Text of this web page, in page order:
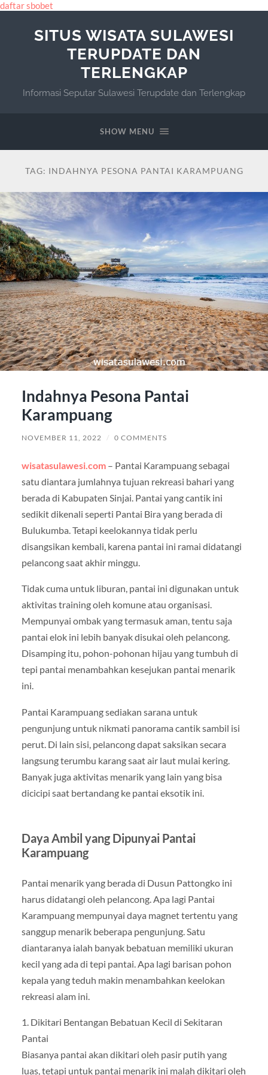
daftar sbobet
SITUS WISATA SULAWESI
TERUPDATE DAN
TERLENGKAP
Informasi Seputar Sulawesi Terupdate dan Terlengkap
SHOW MENU
TAG: INDAHNYA PESONA PANTAI KARAMPUANG
Indahnya Pesona Pantai
Karampuang
NOVEMBER 11, 2022 / 0 COMMENTS
wisatasulawesi.com– Pantai Karampuang sebagai
satu diantara jumlahnya tujuan rekreasi bahari yang
berada di Kabupaten Sinjai. Pantai yang cantik ini
sedikit dikenali seperti Pantai Bira yang berada di
Bulukumba. Tetapi keelokannya tidak perlu
disangsikan kembali, karena pantai ini ramai didatangi
pelancong saat akhir minggu.
Tidak cuma untuk liburan, pantai ini digunakan untuk
aktivitas training oleh komune atau organisasi.
Mempunyai ombak yang termasuk aman, tentu saja
pantai elok ini lebih banyak disukai oleh pelancong.
Disamping itu, pohon-pohonan hijau yang tumbuh di
tepi pantai menambahkan kesejukan pantai menarik
ini.
Pantai Karampuang sediakan sarana untuk
pengunjung untuk nikmati panorama cantik sambil isi
perut. Di lain sisi, pelancong dapat saksikan secara
langsung terumbu karang saat air laut mulai kering.
Banyak juga aktivitas menarik yang lain yang bisa
dicicipi saat bertandang ke pantai eksotik ini.
Daya Ambil yang Dipunyai Pantai
Karampuang
Pantai menarik yang berada di Dusun Pattongko ini
harus didatangi oleh pelancong. Apa lagi Pantai
Karampuang mempunyai daya magnet tertentu yang
sanggup menarik beberapa pengunjung. Satu
diantaranya ialah banyak bebatuan memiliki ukuran
kecil yang ada di tepi pantai. Apa lagi barisan pohon
kepala yang teduh makin menambahkan keelokan
rekreasi alam ini.
1. Dikitari Bentangan Bebatuan Kecil di Sekitaran
Pantai
Biasanya pantai akan dikitari oleh pasir putih yang
luas, tetapi untuk pantai menarik ini malah dikitari oleh